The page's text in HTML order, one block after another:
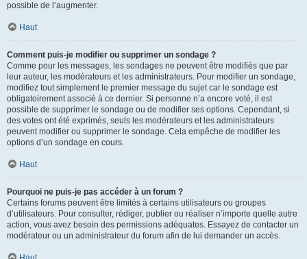
possible de l’augmenter.
Haut
Comment puis-je modifier ou supprimer un sondage ?
Comme pour les messages, les sondages ne peuvent être modifiés que par
leur auteur, les modérateurs et les administrateurs. Pour modifier un sondage,
modifiez tout simplement le premier message du sujet car le sondage est
obligatoirement associé à ce dernier. Si personne n’a encore voté, il est
possible de supprimer le sondage ou de modifier ses options. Cependant, si
des votes ont été exprimés, seuls les modérateurs et les administrateurs
peuvent modifier ou supprimer le sondage. Cela empêche de modifier les
options d’un sondage en cours.
Haut
Pourquoi ne puis-je pas accéder à un forum ?
Certains forums peuvent être limités à certains utilisateurs ou groupes
d’utilisateurs. Pour consulter, rédiger, publier ou réaliser n’importe quelle autre
action, vous avez besoin des permissions adéquates. Essayez de contacter un
modérateur ou un administrateur du forum afin de lui demander un accès.